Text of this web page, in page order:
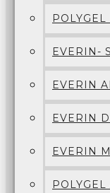
POLYGEL
EVERIN-
EVERIN
EVERIN
EVERIN